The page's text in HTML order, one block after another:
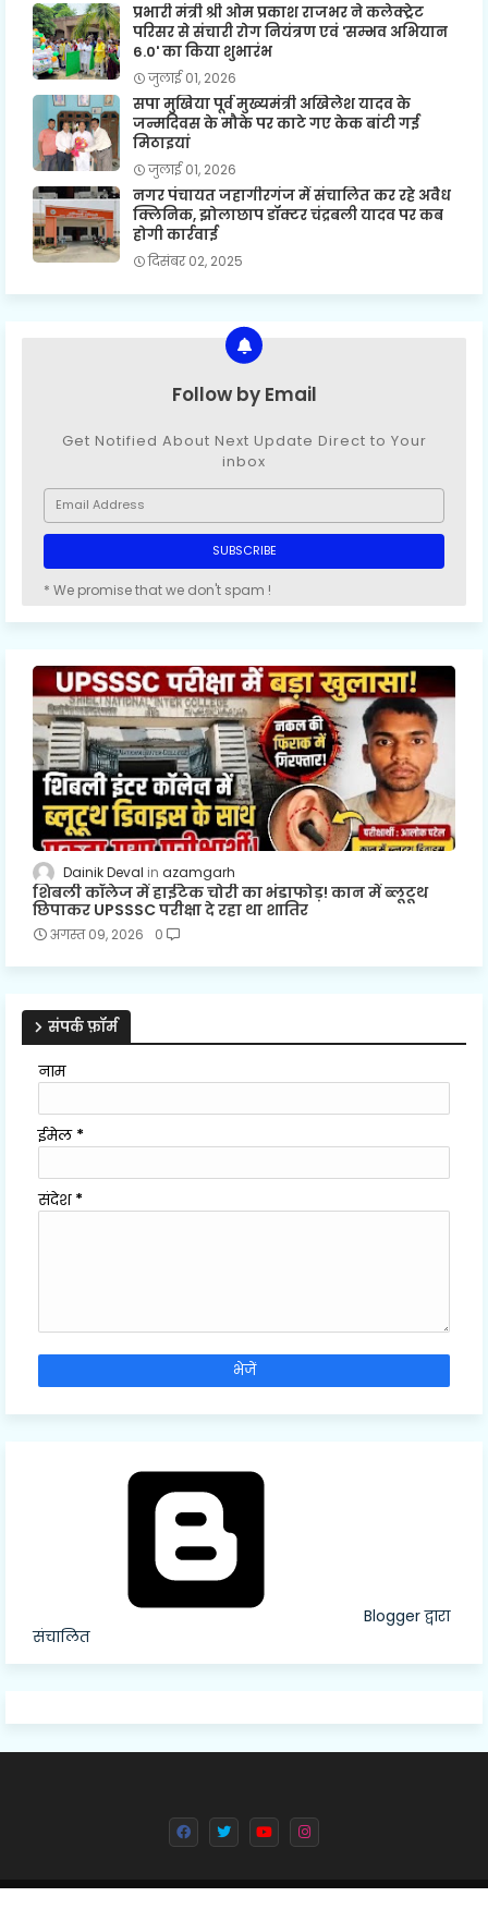
प्रभारी मंत्री श्री ओम प्रकाश राजभर ने कलेक्ट्रेट
परिसर से संचारी रोग नियंत्रण एवं 'सम्भव अभियान
6.0' का किया शुभारंभ
जुलाई 01, 2026
सपा मुखिया पूर्व मुख्यमंत्री अखिलेश यादव के
जन्मदिवस के मौके पर काटे गए केक बांटी गई
मिठाइयां
जुलाई 01, 2026
नगर पंचायत जहागीरगंज में संचालित कर रहे अवैध
क्लिनिक, झोलाछाप डॉक्टर चंद्रबली यादव पर कब
होगी कार्रवाई
दिसंबर 02, 2025
Follow by Email
Get Notified About Next Update Direct to Your
inbox
* We promise that we don't spam !
Dainik Deval azamgarh
शिबली कॉलेज में हाईटेक चोरी का भंडाफोड़! कान में ब्लूटूथ
छिपाकर UPSSSC परीक्षा दे रहा था शातिर
अगस्त 09, 2026 0
संपर्क फ़ॉर्म
नाम
ईमेल *
संदेश *
Blogger द्वारा
संचालित